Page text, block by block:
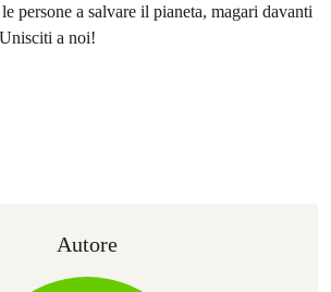
persone a salvare il pianeta, magari davanti
a noi!
Autore